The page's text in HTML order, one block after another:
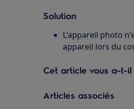
Solution
L'appareil photo
appareil lors du
Cet article vous a-t-il
Articles associés